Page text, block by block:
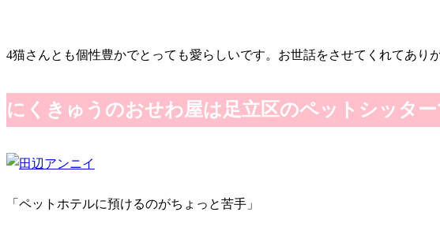
4猫さんとも個性豊かでとっても愛らしいです。お世話をさせてくれてあり
にくきゅうのおせわ屋は足立区のペットシッタ
「ペットホテルに預けるのがちょっと苦手」